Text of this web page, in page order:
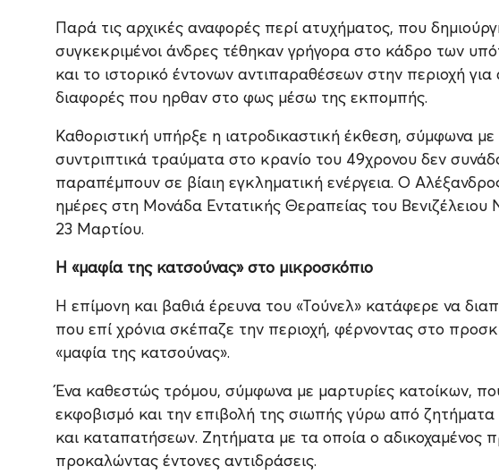
Παρά τις αρχικές αναφορές περί ατυχήματος, που
συγκεκριμένοι άνδρες τέθηκαν γρήγορα στο κάδρο των
και το ιστορικό έντονων αντιπαραθέσεων στην περιοχή για
διαφορές που ηρθαν στο φως μέσω της εκπομπής.
Καθοριστική υπήρξε η ιατροδικαστική έκθεση, σύμφωνα
συντριπτικά τραύματα στο κρανίο του 49χρονου δεν
παραπέμπουν σε βίαιη εγκληματική ενέργεια. Ο
ημέρες στη Μονάδα Εντατικής Θεραπείας του Βενιζέλειου
23 Μαρτίου.
Η «μαφία της κατσούνας» στο μικροσκόπιο
Η επίμονη και βαθιά έρευνα του «Τούνελ» κατάφερε να
που επί χρόνια σκέπαζε την περιοχή, φέρνοντας στο
«μαφία της κατσούνας».
Ένα καθεστώς τρόμου, σύμφωνα με μαρτυρίες κατοίκων,
εκφοβισμό και την επιβολή της σιωπής γύρω από
και καταπατήσεων. Ζητήματα με τα οποία ο αδικοχαμένος
προκαλώντας έντονες αντιδράσεις.